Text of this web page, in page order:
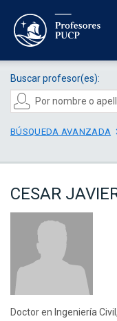
Buscar profesor(es):
BÚSQUEDA AVANZADA
CESAR
Doctor en Ingeniería